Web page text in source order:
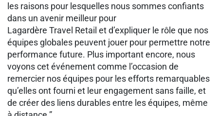
les raisons pour lesquelles nous sommes confiants
dans un avenir meilleur pour
Lagardère Travel Retail et d’expliquer le rôle que nos
équipes globales peuvent jouer pour permettre notre
performance future. Plus important encore, nous
voyons cet événement comme l’occasion de
remercier nos équipes pour les efforts remarquables
qu’elles ont fourni et leur engagement sans faille, et
de créer des liens durables entre les équipes, même